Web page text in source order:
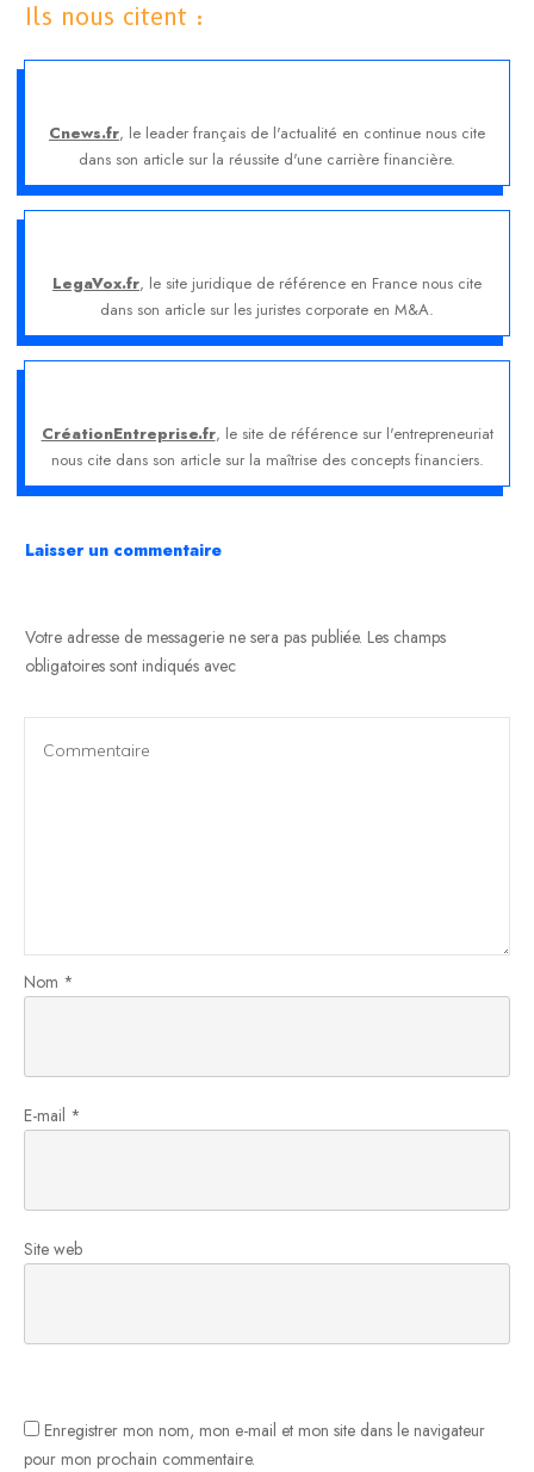
Ils nous citent :
Cnews.fr, le leader français de l'actualité en continue nous cite
dans son article sur la réussite d'une carrière financière.
LegaVox.fr, le site juridique de référence en France nous cite
dans son article sur les juristes corporate en M&A.
CréationEntreprise.fr, le site de référence sur l'entrepreneuriat
nous cite dans son article sur la maîtrise des concepts financiers.
Laisser un commentaire
Votre adresse de messagerie ne sera pas publiée. Les champs
obligatoires sont indiqués avec
Nom *
E-mail *
Site web
Enregistrer mon nom, mon e-mail et mon site dans le navigateur
pour mon prochain commentaire.